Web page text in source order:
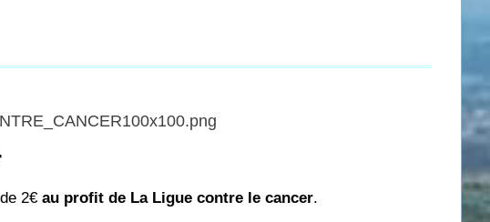
2€ au profit de La Ligue contre le cancer.